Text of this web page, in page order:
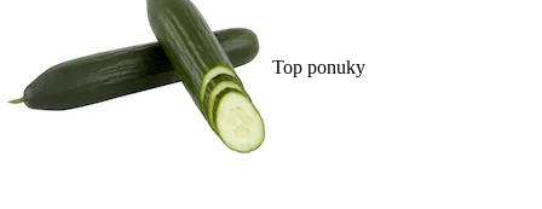
Top ponuky